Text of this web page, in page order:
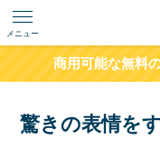
メニュー
商用可能な無料
驚きの表情を